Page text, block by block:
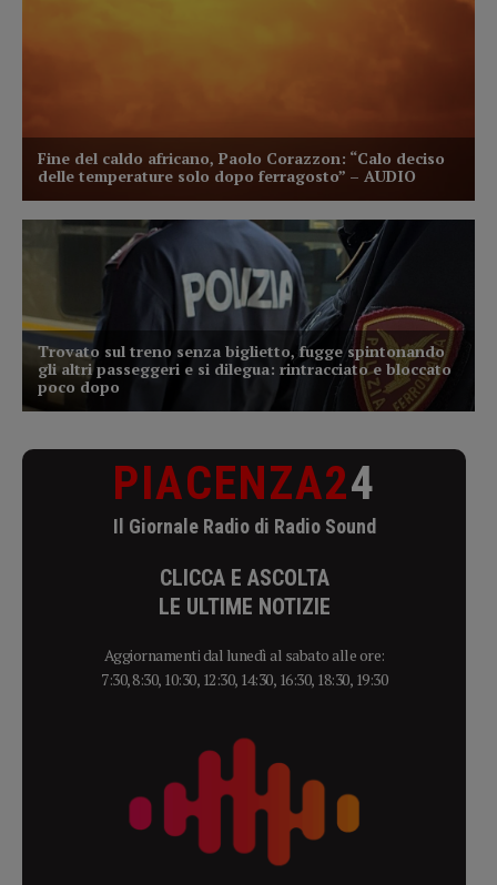
PIACENZA24
Il Giornale Radio di Radio Sound
CLICCA E ASCOLTA
LE ULTIME NOTIZIE
Aggiornamenti dal lunedì al sabato alle ore:
7:30, 8:30, 10:30, 12:30, 14:30, 16:30, 18:30, 19:30